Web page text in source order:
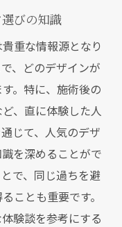
びの知識
重な情報源となり
、どのデザインが
。特に、施術後の
、直に体験した人
じて、人気のデザ
を深めることがで
で、同じ過ちを避
ことも重要です。
験談を参考にする